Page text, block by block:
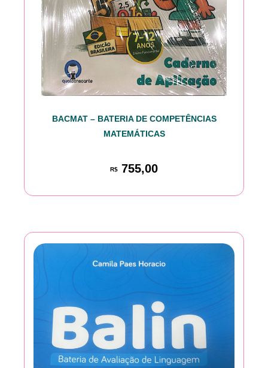
BACMAT – BATERIA DE COMPETÊNCIAS
MATEMÁTICAS
R$ 755,00